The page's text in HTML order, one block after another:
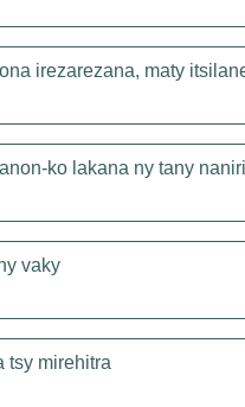
irezarezana, maty
ko lakana ny tany
vaky
tsy mirehitra